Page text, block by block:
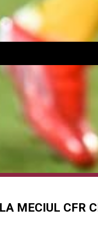
MECIUL CFR